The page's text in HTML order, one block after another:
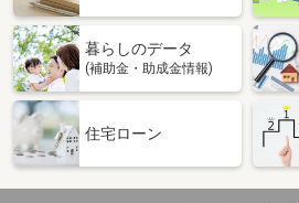
暮らしのデータ
(補助金・助成金情報)
住宅ローン